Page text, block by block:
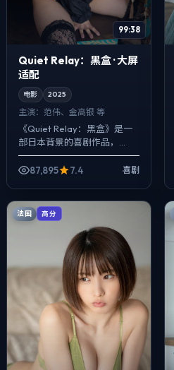
99:38
Quiet Relay：黑盒 · 大屏
适配
电影 2025
主演： 范伟、金高银 等
《Quiet Relay：黑盒》是一
部日本背景的喜剧作品，
2025年公映，由宫崎骏执
导，范伟、金高银、长泽雅美
87,895 7.4 喜剧
法国 高分